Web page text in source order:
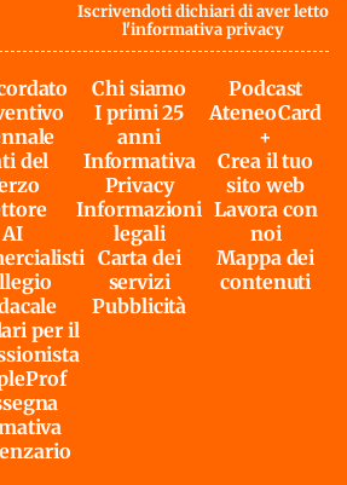
Iscrivendoti dichiari di aver letto
l'informativa privacy
del
AI
per il
Chi siamo
I primi 25
anni
Informativa
Privacy
Informazioni
legali
Carta dei
servizi
Pubblicità
Podcast
AteneoCard
+
Crea il tuo
sito web
Lavora con
noi
Mappa dei
contenuti